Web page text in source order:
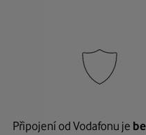
Připojení od Vodafonu je